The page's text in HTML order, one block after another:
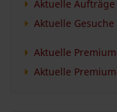
Aktuelle Aufträge
Aktuelle Gesuche
Aktuelle
Aktuelle